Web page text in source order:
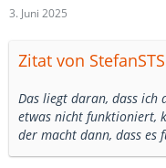
3. Juni 2025
Zitat von StefanSTS
Das liegt daran, dass ich
etwas nicht funktioniert,
der macht dann, dass es